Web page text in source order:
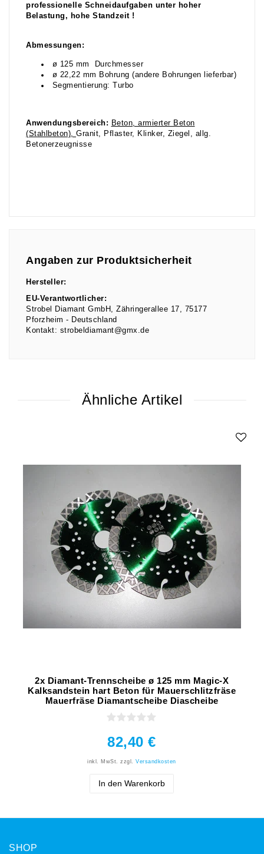
professionelle Schneidaufgaben unter hoher
Belastung, hohe Standzeit !
Abmessungen:
ø 125 mm Durchmesser
ø 22,22 mm Bohrung (andere Bohrungen lieferbar)
Segmentierung: Turbo
Anwendungsbereich: Beton, armierter Beton
(Stahlbeton), Granit, Pflaster, Klinker, Ziegel, allg.
Betonerzeugnisse
Angaben zur Produktsicherheit
Hersteller:
EU-Verantwortlicher:
Strobel Diamant GmbH
Zähringerallee 17
75177
Pforzheim
Deutschland
Kontakt: strobeldiamant@gmx.de
Ähnliche Artikel
2x Diamant-Trennscheibe ø 125 mm Magic-X
Kalksandstein hart Beton für Mauerschlitzfräse
Mauerfräse Diamantscheibe Diascheibe
82,40 €
inkl. MwSt. zzgl.Versandkosten
In den Warenkorb
SHOP